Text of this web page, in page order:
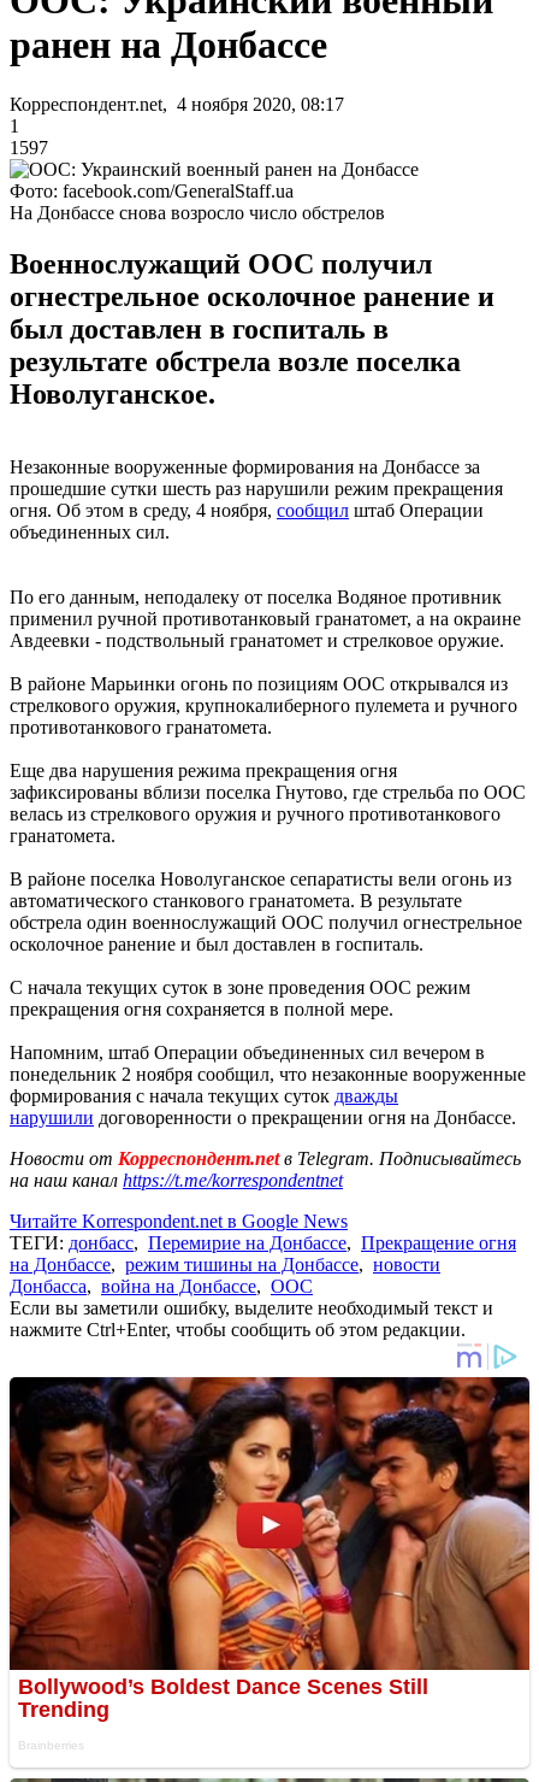
ранен на Донбассе
Корреспондент.net, 4 ноября 2020, 08:17
1
1597
Фото: facebook.com/GeneralStaff.ua
На Донбассе снова возросло число обстрелов
Военнослужащий ООС получил
огнестрельное осколочное ранение и
был доставлен в госпиталь в
результате обстрела возле поселка
Новолуганское.
Незаконные вооруженные формирования на Донбассе за
прошедшие сутки шесть раз нарушили режим прекращения
огня. Об этом в среду, 4 ноября, сообщил штаб Операции
объединенных сил.
По его данным, неподалеку от поселка Водяное противник
применил ручной противотанковый гранатомет, а на окраине
Авдеевки - подствольный гранатомет и стрелковое оружие.
В районе Марьинки огонь по позициям ООС открывался из
стрелкового оружия, крупнокалиберного пулемета и ручного
противотанкового гранатомета.
Еще два нарушения режима прекращения огня
зафиксированы вблизи поселка Гнутово, где стрельба по ООС
велась из стрелкового оружия и ручного противотанкового
гранатомета.
В районе поселка Новолуганское сепаратисты вели огонь из
автоматического станкового гранатомета. В результате
обстрела один военнослужащий ООС получил огнестрельное
осколочное ранение и был доставлен в госпиталь.
С начала текущих суток в зоне проведения ООС режим
прекращения огня сохраняется в полной мере.
Напомним, штаб Операции объединенных сил вечером в
понедельник 2 ноября сообщил, что незаконные вооруженные
формирования с начала текущих суток дважды
нарушили договоренности о прекращении огня на Донбассе.
Новости от Корреспондент.netв Telegram. Подписывайтесь
на наш канал https://t.me/korrespondentnet
Читайте Korrespondent.net в Google News
ТЕГИ: донбасс, Перемирие на Донбассе, Прекращение огня
на Донбассе, режим тишины на Донбассе, новости
Донбасса, война на Донбассе, ООС
Если вы заметили ошибку, выделите необходимый текст и
нажмите Ctrl+Enter, чтобы сообщить об этом редакции.